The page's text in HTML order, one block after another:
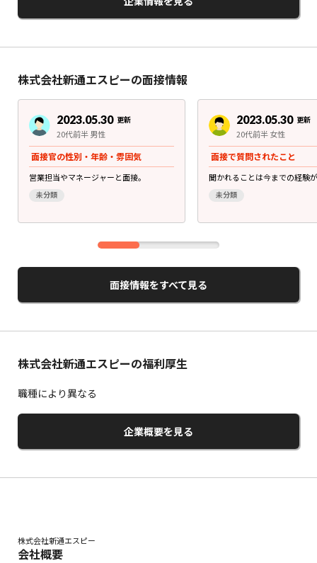
株式会社新通エスピーの面接情報
2023.05.30 更新
20代前半 男性
面接官の性別・年齢・雰囲気
営業担当やマネージャーと面接。
未分類
2023.05.30 更新
20代前半 女性
面接で質問されたこと
聞かれることは今までの経験
未分類
面接情報をすべて見る
株式会社新通エスピーの福利厚生
職種により異なる
企業概要を見る
株式会社新通エスピー
会社概要